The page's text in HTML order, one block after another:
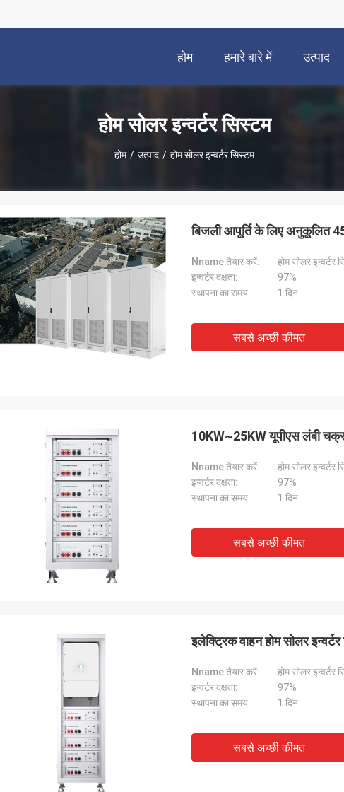
होम हमारे बारे में उत्पाद
होम सोलर इन्वर्टर सिस्टम
होम / उत्पाद / होम सोलर इन्वर्टर सिस्टम
फैब्रिकियो मेंडोंका
बिक्री प्रबंधक, एंटोनियो, अच्छी सेवा!!!
तेज़ डिलीवरी, अच्छी गुणवत्ता,
बिजली आपूर्ति के लिए अनुकूलित
Nname तैयार करें:
होम सोलर इन्वर्टर
इन्वर्टर दक्षता:
97%
स्थापना का समय:
1 दिन
सबसे अच्छी कीमत
10KW~25KW यूपीएस लंबी चक्र
Nname तैयार करें:
होम सोलर इन्वर्टर
इन्वर्टर दक्षता:
97%
स्थापना का समय:
1 दिन
सबसे अच्छी कीमत
इलेक्ट्रिक वाहन होम सोलर
Nname तैयार करें:
होम सोलर इन्वर्टर
इन्वर्टर दक्षता:
97%
स्थापना का समय:
1 दिन
सबसे अच्छी कीमत